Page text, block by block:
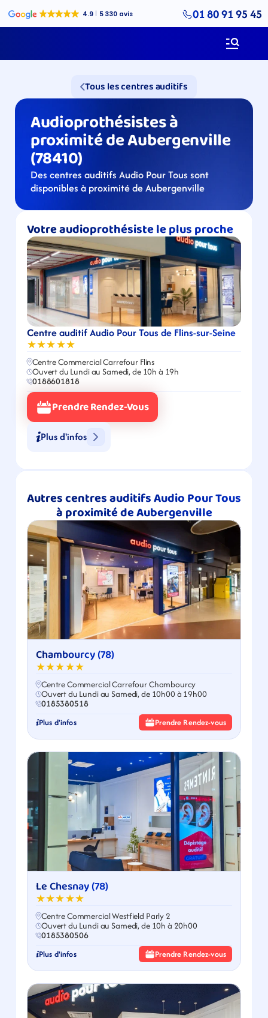
01 80 91 95 45
Tous les centres auditifs
Audioprothésistes à
proximité de Aubergenville
(78410)
Des centres auditifs Audio Pour Tous sont
disponibles à proximité de Aubergenville​
Votre audioprothésiste le plus proche
Centre auditif Audio Pour Tous de Flins-sur-Seine
★★★★★
Centre Commercial Carrefour Flins
Ouvert du Lundi au Samedi, de 10h à 19h
0188601818
Prendre Rendez-Vous
Plus d'infos
Autres centres auditifs Audio Pour Tous
à proximité de Aubergenville​
Chambourcy (78)
★★★★★
Centre Commercial Carrefour Chambourcy
Ouvert du Lundi au Samedi, de 10h00 à 19h00
0185380518
Plus d'infos Prendre Rendez-vous
Le Chesnay (78)
★★★★★
Centre Commercial Westfield Parly 2
Ouvert du Lundi au Samedi, de 10h à 20h00
0185380506
Plus d'infos Prendre Rendez-vous